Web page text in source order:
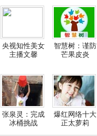
央视知性美女
主播文馨
智慧树：谨防
芒果皮炎
张泉灵：完成
冰桶挑战
爆红网络十大
正太萝莉